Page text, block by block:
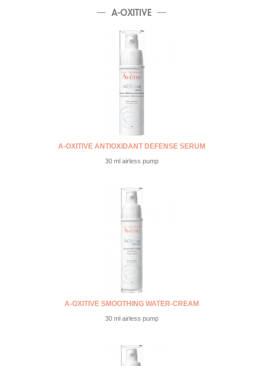
A-OXITIVE
A-OXITIVE ANTIOXIDANT DEFENSE SERUM
30 ml airless pump
A-OXITIVE SMOOTHING WATER-CREAM
30 ml airless pump